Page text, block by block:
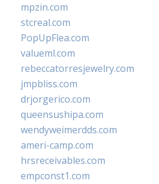
mpzin.com
stcreal.com
PopUpFlea.com
valueml.com
rebeccatorresjewelry.com
jmpbliss.com
drjorgerico.com
queensushipa.com
wendyweimerdds.com
ameri-camp.com
hrsreceivables.com
empconst1.com